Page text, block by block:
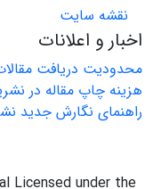
نقشه سایت
اخبار و اعلانات
محدودیت دریافت
هزینه چاپ مقاله در
راهنمای نگارش جدید
Licensed under the